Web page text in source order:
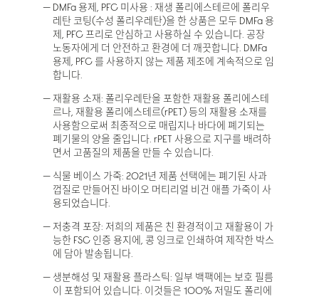
DMFa 용제, PFC 미사용 : 재생 폴리에스테르에 폴리우
레탄 코팅(수성 폴리우레탄)을 한 상품은 모두 DMFa 용
제, PFC 프리로 안심하고 사용하실 수 있습니다. 공장
노동자에게 더 안전하고 환경에 더 깨끗합니다. DMFa
용제, PFC 를 사용하지 않는 제품 제조에 계속적으로 임
합니다.
재활용 소재: 폴리우레탄을 포함한 재활용 폴리에스테
르나, 재활용 폴리에스테르(rPET) 등의 재활용 소재를
사용함으로써 최종적으로 매립지나 바다에 폐기되는
폐기물의 양을 줄입니다. rPET 사용으로 지구를 배려하
면서 고품질의 제품을 만들 수 있습니다.
식물 베이스 가죽: 2021년 제품 선택에는 폐기된 사과
껍질로 만들어진 바이오 머티리얼 비건 애플 가죽이 사
용되었습니다.
저충격 포장: 저희의 제품은 친 환경적이고 재활용이 가
능한 FSC 인증 용지에, 콩 잉크로 인쇄하여 제작한 박스
에 담아 발송됩니다.
생분해성 및 재활용 플라스틱: 일부 백팩에는 보호 필름
이 포함되어 있습니다. 이것들은 100% 저밀도 폴리에